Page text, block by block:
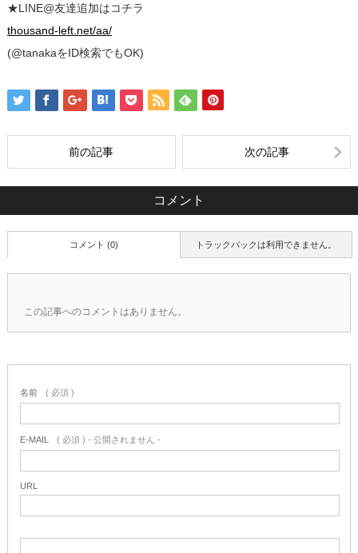
★LINE@友達追加はコチラ
thousand-left.net/aa/
(@tanakaをID検索でもOK)
前の記事 次の記事
コメント
トラックバックは利用できません。
コメント (0)
この記事へのコメントはありません。
名前 ( 必須 )
E-MAIL ( 必須 ) - 公開されません -
URL